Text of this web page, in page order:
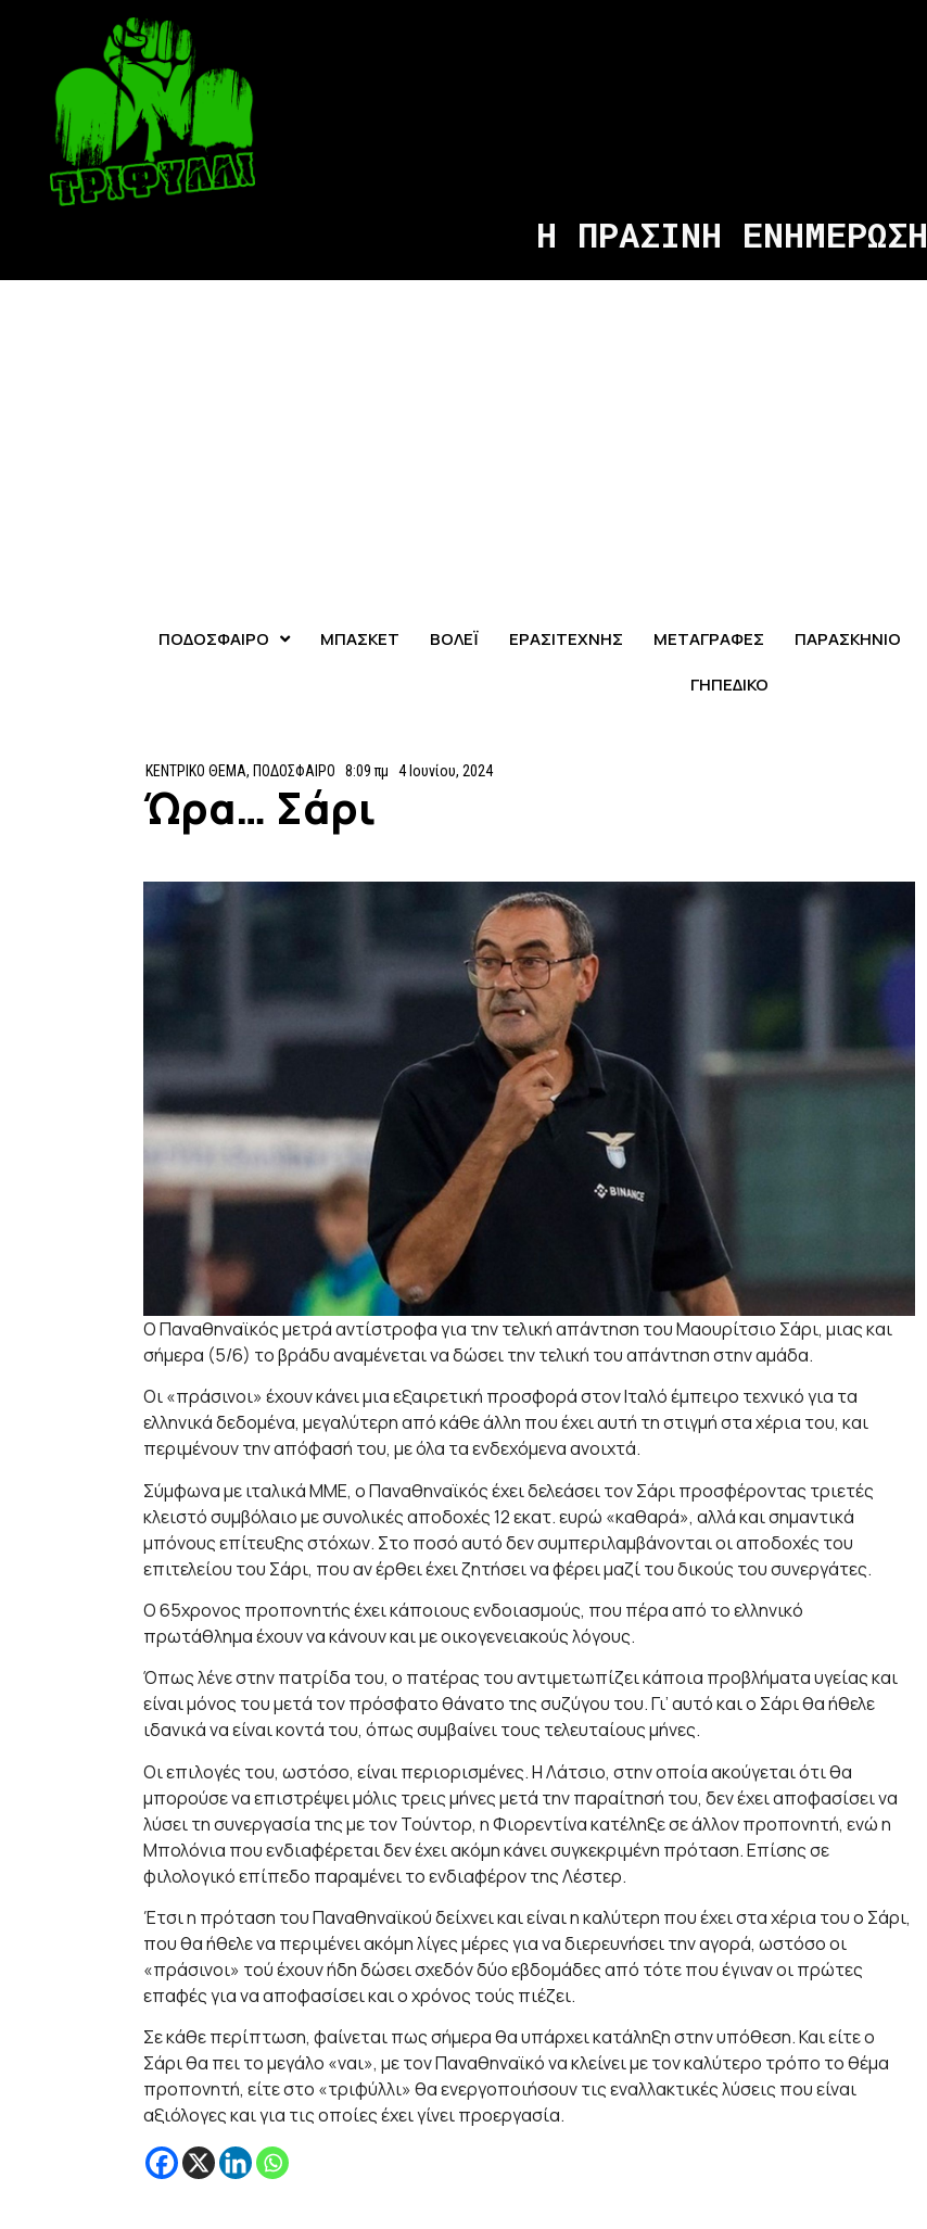
Η ΠΡΑΣΙΝΗ ΕΝΗΜΕΡΩΣΗ
ΠΟΔΟΣΦΑΙΡΟ ΜΠΑΣΚΕΤ ΒΟΛΕΪ ΕΡΑΣΙΤΕΧΝΗΣ ΜΕΤΑΓΡΑΦΕΣ ΠΑΡΑΣΚΗΝΙΟ
ΓΗΠΕΔΙΚΟ
ΚΕΝΤΡΙΚΟ ΘΕΜΑ, ΠΟΔΟΣΦΑΙΡΟ 8:09 πμ 4 Ιουνίου, 2024
Ώρα… Σάρι
Ο Παναθηναϊκός μετρά αντίστροφα για την τελική απάντηση του Μαουρίτσιο Σάρι, μιας και
σήμερα (5/6) το βράδυ αναμένεται να δώσει την τελική του απάντηση στην αμάδα.
Οι «πράσινοι» έχουν κάνει μια εξαιρετική προσφορά στον Ιταλό έμπειρο τεχνικό για τα
ελληνικά δεδομένα, μεγαλύτερη από κάθε άλλη που έχει αυτή τη στιγμή στα χέρια του, και
περιμένουν την απόφασή του, με όλα τα ενδεχόμενα ανοιχτά.
Σύμφωνα με ιταλικά ΜΜΕ, ο Παναθηναϊκός έχει δελεάσει τον Σάρι προσφέροντας τριετές
κλειστό συμβόλαιο με συνολικές αποδοχές 12 εκατ. ευρώ «καθαρά», αλλά και σημαντικά
μπόνους επίτευξης στόχων. Στο ποσό αυτό δεν συμπεριλαμβάνονται οι αποδοχές του
επιτελείου του Σάρι, που αν έρθει έχει ζητήσει να φέρει μαζί του δικούς του συνεργάτες.
Ο 65χρονος προπονητής έχει κάποιους ενδοιασμούς, που πέρα από το ελληνικό
πρωτάθλημα έχουν να κάνουν και με οικογενειακούς λόγους.
Όπως λένε στην πατρίδα του, ο πατέρας του αντιμετωπίζει κάποια προβλήματα υγείας και
είναι μόνος του μετά τον πρόσφατο θάνατο της συζύγου του. Γι’ αυτό και ο Σάρι θα ήθελε
ιδανικά να είναι κοντά του, όπως συμβαίνει τους τελευταίους μήνες.
Οι επιλογές του, ωστόσο, είναι περιορισμένες. Η Λάτσιο, στην οποία ακούγεται ότι θα
μπορούσε να επιστρέψει μόλις τρεις μήνες μετά την παραίτησή του, δεν έχει αποφασίσει να
λύσει τη συνεργασία της με τον Τούντορ, η Φιορεντίνα κατέληξε σε άλλον προπονητή, ενώ η
Μπολόνια που ενδιαφέρεται δεν έχει ακόμη κάνει συγκεκριμένη πρόταση. Επίσης σε
φιλολογικό επίπεδο παραμένει το ενδιαφέρον της Λέστερ.
Έτσι η πρόταση του Παναθηναϊκού δείχνει και είναι η καλύτερη που έχει στα χέρια του ο Σάρι,
που θα ήθελε να περιμένει ακόμη λίγες μέρες για να διερευνήσει την αγορά, ωστόσο οι
«πράσινοι» τού έχουν ήδη δώσει σχεδόν δύο εβδομάδες από τότε που έγιναν οι πρώτες
επαφές για να αποφασίσει και ο χρόνος τούς πιέζει.
Σε κάθε περίπτωση, φαίνεται πως σήμερα θα υπάρχει κατάληξη στην υπόθεση. Και είτε ο
Σάρι θα πει το μεγάλο «ναι», με τον Παναθηναϊκό να κλείνει με τον καλύτερο τρόπο το θέμα
προπονητή, είτε στο «τριφύλλι» θα ενεργοποιήσουν τις εναλλακτικές λύσεις που είναι
αξιόλογες και για τις οποίες έχει γίνει προεργασία.